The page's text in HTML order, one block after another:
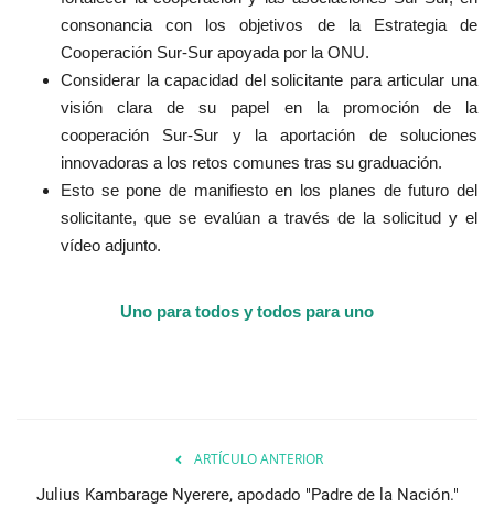
consonancia con los objetivos de la Estrategia de
Cooperación Sur-Sur apoyada por la ONU.
Considerar la capacidad del solicitante para articular una
visión clara de su papel en la promoción de la
cooperación Sur-Sur y la aportación de soluciones
innovadoras a los retos comunes tras su graduación.
Esto se pone de manifiesto en los planes de futuro del
solicitante, que se evalúan a través de la solicitud y el
vídeo adjunto.
Uno para todos y todos para uno
ARTÍCULO ANTERIOR
Julius Kambarage Nyerere, apodado "Padre de la Nación."